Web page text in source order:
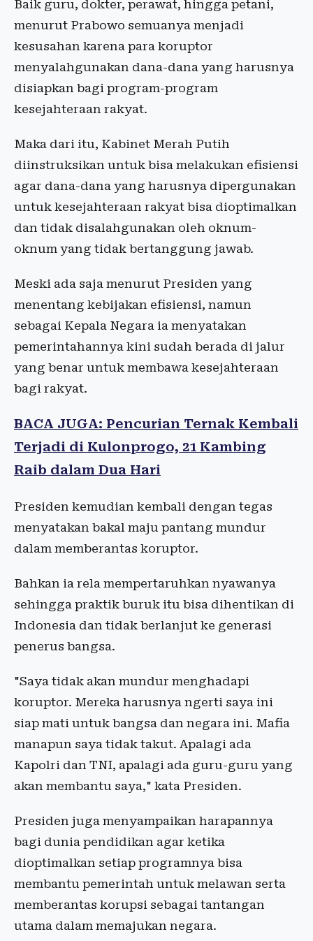
Baik guru, dokter, perawat, hingga petani,
menurut Prabowo semuanya menjadi
kesusahan karena para koruptor
menyalahgunakan dana-dana yang harusnya
disiapkan bagi program-program
kesejahteraan rakyat.
Maka dari itu, Kabinet Merah Putih
diinstruksikan untuk bisa melakukan efisiensi
agar dana-dana yang harusnya dipergunakan
untuk kesejahteraan rakyat bisa dioptimalkan
dan tidak disalahgunakan oleh oknum-
oknum yang tidak bertanggung jawab.
Meski ada saja menurut Presiden yang
menentang kebijakan efisiensi, namun
sebagai Kepala Negara ia menyatakan
pemerintahannya kini sudah berada di jalur
yang benar untuk membawa kesejahteraan
bagi rakyat.
BACA JUGA: Pencurian Ternak Kembali
Terjadi di Kulonprogo, 21 Kambing
Raib dalam Dua Hari
Presiden kemudian kembali dengan tegas
menyatakan bakal maju pantang mundur
dalam memberantas koruptor.
Bahkan ia rela mempertaruhkan nyawanya
sehingga praktik buruk itu bisa dihentikan di
Indonesia dan tidak berlanjut ke generasi
penerus bangsa.
"Saya tidak akan mundur menghadapi
koruptor. Mereka harusnya ngerti saya ini
siap mati untuk bangsa dan negara ini. Mafia
manapun saya tidak takut. Apalagi ada
Kapolri dan TNI, apalagi ada guru-guru yang
akan membantu saya," kata Presiden.
Presiden juga menyampaikan harapannya
bagi dunia pendidikan agar ketika
dioptimalkan setiap programnya bisa
membantu pemerintah untuk melawan serta
memberantas korupsi sebagai tantangan
utama dalam memajukan negara.